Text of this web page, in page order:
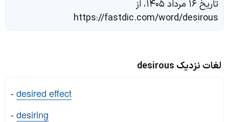
تاریخ ۱۶ مرداد ۱۴۰۵، از
https://fastdic.com/word/desirous
لغات نزدیک desirous
-desired effect
-desiring